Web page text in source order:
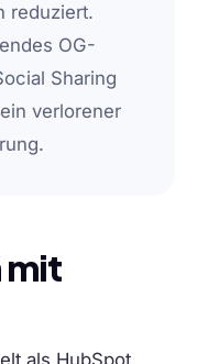
reduziert.
OG-
Sharing
verlorener
mit